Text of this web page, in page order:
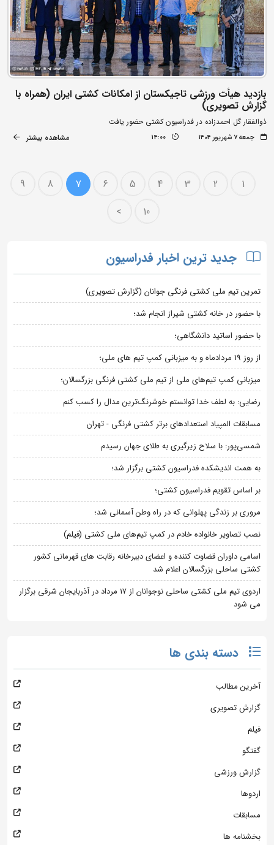
بازدید هیأت ورزشی تاجیکستان از امکانات کشتی ایران (همراه با
گزارش تصویری)
ذوالفقار گل احمدزاده در فدراسیون کشتی حضور یافت
جمعه ۷ شهریور ۱۴۰۴ 14:00 مشاهده بیشتر
1
2
3
4
5
6
7
8
9
10
>
جدید ترین اخبار فدراسیون
تمرین تیم ملی کشتی فرنگی جوانان (گزارش تصویری)
با حضور در خانه کشتی شیراز انجام شد؛
با حضور اساتید دانشگاهی؛
از روز 19 مردادماه و به میزبانی کمپ تیم های ملی؛
میزبانی کمپ تیم‌های ملی از تیم ملی کشتی فرنگی بزرگسالان؛
رضایی: به لطف خدا توانستم خوشرنگ‌ترین مدال را کسب کنم
مسابقات المپیاد استعدادهای برتر کشتی فرنگی - تهران
شمسی‌پور: با سلاح زیرگیری به طلای جهان رسیدم
به همت اندیشکده فدراسیون کشتی برگزار شد؛
بر اساس تقویم فدراسیون کشتی؛
مروری بر زندگی پهلوانی که در راه وطن آسمانی شد؛
نصب تصاویر خانواده خادم در کمپ تیم‌های ملی کشتی (فیلم)
اسامی داوران قضاوت کننده و اعضای دبیرخانه رقابت های قهرمانی کشور
کشتی ساحلی بزرگسالان اعلام شد
اردوی تیم ملی کشتی ساحلی نوجوانان از 17 مرداد در آذربایجان شرقی برگزار
می شود
دسته بندی ها
آخرین مطالب
گزارش تصویری
فیلم
گفتگو
گزارش ورزشی
اردوها
مسابقات
بخشنامه ها